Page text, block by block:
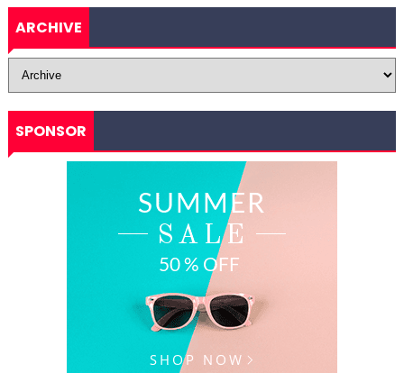
ARCHIVE
SPONSOR